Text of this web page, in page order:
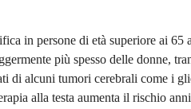
in persone di età superiore ai
più spesso delle donne,
di alcuni tumori cerebrali come i
alla testa aumenta il rischio